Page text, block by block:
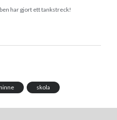
har gjort ett tankstreck!
skola